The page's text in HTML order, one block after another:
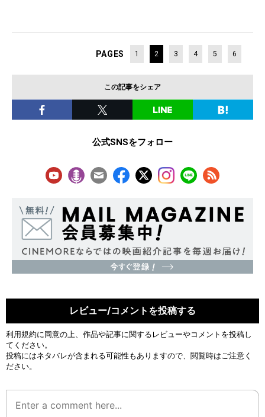
PAGES 1 2 3 4 5 6
この記事をシェア
公式SNSをフォロー
レビュー/コメントを投稿する
利用規約に同意の上、作品や記事に関するレビューやコメントを投稿し
てください。
投稿にはネタバレが含まれる可能性もありますので、閲覧時はご注意く
ださい。